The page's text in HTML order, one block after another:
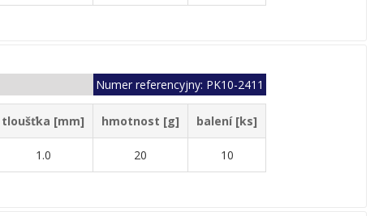
Numer referencyjny: PK10-2411
tloušťka [mm] hmotnost [g] balení [ks]
1.0 20 10